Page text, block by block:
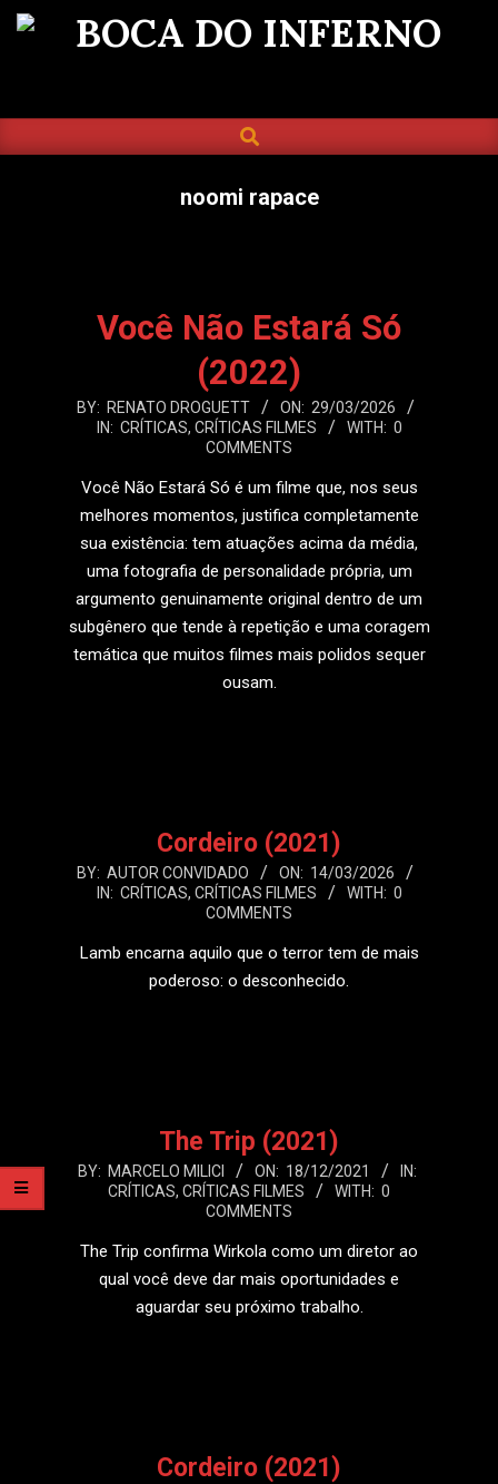
Skip
DO
INFERNO
Navigation
SEARCH
noomi rapace
Você Não Estará Só
(2022)
2026-
BY: RENATO DROGUETT ON: 29/03/2026
IN: CRÍTICAS, CRÍTICAS FILMES WITH: 0
COMMENTS
Você Não Estará Só é um filme que, nos seus
melhores momentos, justifica completamente
sua existência: tem atuações acima da média,
uma fotografia de personalidade própria, um
argumento genuinamente original dentro de um
subgênero que tende à repetição e uma coragem
temática que muitos filmes mais polidos sequer
ousam.
Cordeiro (2021)
2026-
BY: AUTOR CONVIDADO ON: 14/03/2026
IN: CRÍTICAS, CRÍTICAS FILMES WITH: 0
COMMENTS
Lamb encarna aquilo que o terror tem de mais
poderoso: o desconhecido.
The Trip (2021)
2021-
BY: MARCELO MILICI ON: 18/12/2021
IN:
CRÍTICAS, CRÍTICAS FILMES WITH: 0
COMMENTS
The Trip confirma Wirkola como um diretor ao
qual você deve dar mais oportunidades e
aguardar seu próximo trabalho.
Cordeiro (2021)